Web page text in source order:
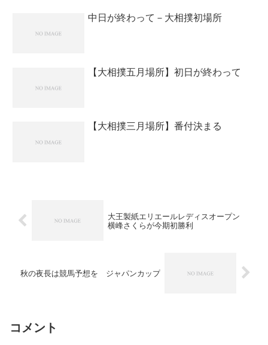
中日が終わって－大相撲初場所
【大相撲五月場所】初日が終わって
【大相撲三月場所】番付決まる
大王製紙エリエールレディスオープン
横峰さくらが今期初勝利
秋の夜長は競馬予想を ジャパンカップ
コメント